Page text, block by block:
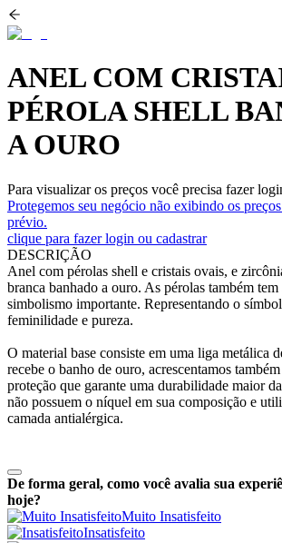
ANEL COM
PÉROLA SHELL
A OURO
Para visualizar os preços você precisa fazer
Protegemos seu negócio não exibindo os
prévio.
clique para fazer login ou cadastrar
DESCRIÇÃO
Anel com pérolas shell e cristais ovais, e
branca banhado a ouro. As pérolas também
simbolismo importante. Representando o
feminilidade e pureza.
O material base consiste em uma liga metálica
recebe o banho de ouro, acrescentamos
proteção que garante uma durabilidade maior
não possuem o níquel em sua composição e
camada antialérgica.
De forma geral, como você avalia sua
hoje?
Muito Insatisfeito
Insatisfeito